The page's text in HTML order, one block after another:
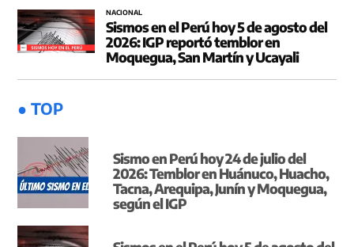
NACIONAL
Sismos en el Perú hoy 5 de agosto del
2026: IGP reportó temblor en
Moquegua, San Martín y Ucayali
● TOP
Sismo en Perú hoy 24 de julio del
2026: Temblor en Huánuco, Huacho,
Tacna, Arequipa, Junín y Moquegua,
según el IGP